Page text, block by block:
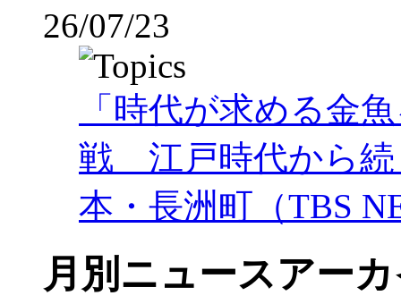
26/07/23
「時代が求める金
戦 江戸時代から
本・長洲町（TBS
月別ニュースアー